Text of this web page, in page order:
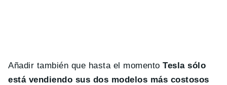
Añadir también que hasta el momentoTesla sólo
está vendiendo sus dos modelos más costosos